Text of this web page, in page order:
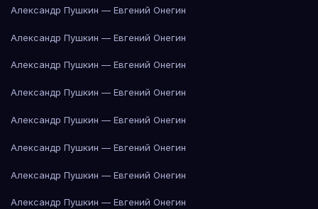
Александр Пушкин — Евгений Онегин
Александр Пушкин — Евгений Онегин
Александр Пушкин — Евгений Онегин
Александр Пушкин — Евгений Онегин
Александр Пушкин — Евгений Онегин
Александр Пушкин — Евгений Онегин
Александр Пушкин — Евгений Онегин
Александр Пушкин — Евгений Онегин